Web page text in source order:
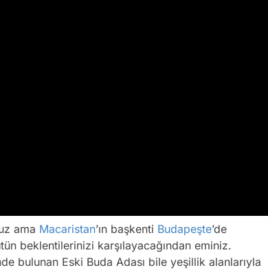
ama Macaristan’ın başkenti Budapeşte’de
beklentilerinizi karşılayacağından eminiz.
bulunan Eski Buda Adası bile yeşillik alanlarıyla